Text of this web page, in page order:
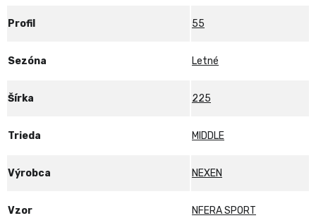
Profil 55
Sezóna Letné
Šírka 225
Trieda MIDDLE
Výrobca NEXEN
Vzor NFERA SPORT